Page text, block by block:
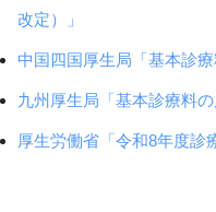
改定）」
中国四国厚生局「基本診療
九州厚生局「基本診療料
厚生労働省「令和8年度診